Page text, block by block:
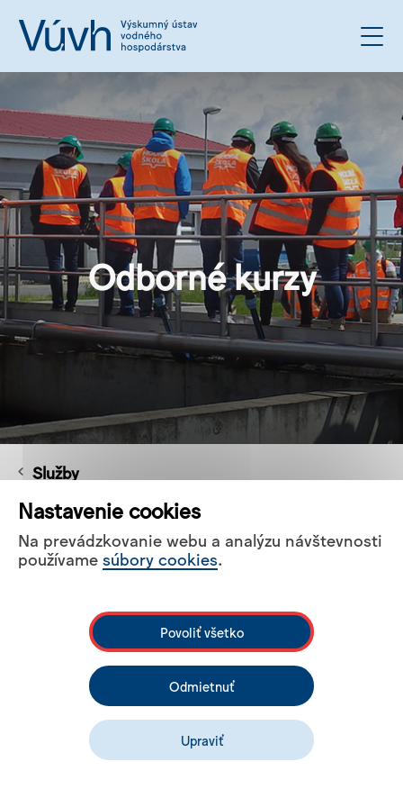
Odborné kurzy
Služby
Pre odbornú verejnosť vykonáva
Výskumný ústav vodného
odborných kurzov zameraných na
vzorkovanie pitných, povrchových,
podzemných a odpadových vôd
a kurzy, semináre, konzultačné dni
v oblasti hydrobiológie,
mikrobiológie a rádiochémie.
Nastavenie cookies
Na prevádzkovanie webu a analýzu návštevnosti
používame súbory cookies.
Povoliť všetko
Odmietnuť
Upraviť